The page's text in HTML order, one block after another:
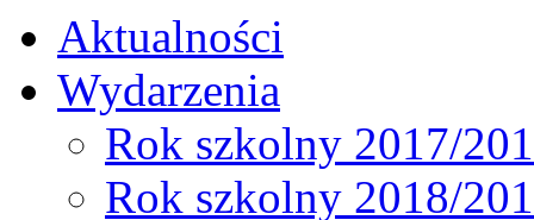
Aktualności
Wydarzenia
Rok szkolny 2017/
Rok szkolny 2018/